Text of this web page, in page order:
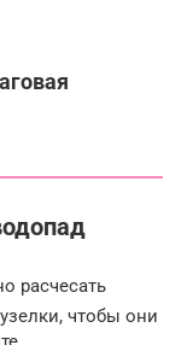
расчесать
чтобы они